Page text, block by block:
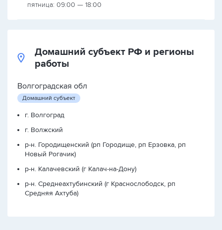
пятница: 09:00 — 18:00
Домашний субъект РФ и регионы
работы
Волгоградская обл
Домашний субъект
г. Волгоград
г. Волжский
р-н. Городищенский (рп Городище, рп Ерзовка, рп
Новый Рогачик)
р-н. Калачевский (г Калач-на-Дону)
р-н. Среднеахтубинский (г Краснослободск, рп
Средняя Ахтуба)